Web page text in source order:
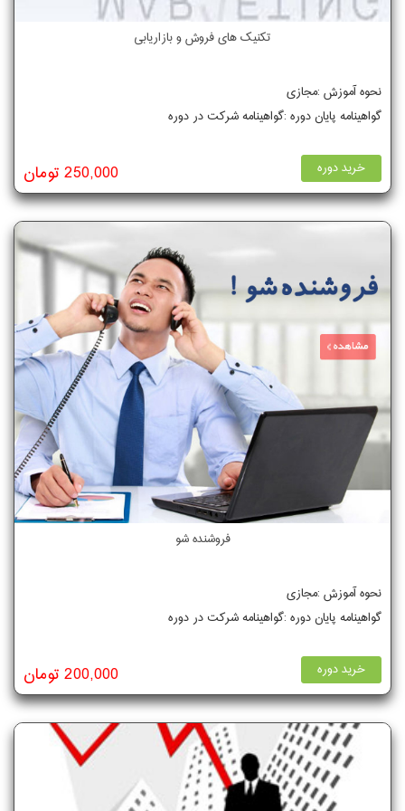
تکنیک های فروش و بازاریابی
نحوه آموزش :مجازی
گواهینامه پایان دوره :گواهینامه شرکت در دوره
خرید دوره 250,000 تومان
فروشنده شو
نحوه آموزش :مجازی
گواهینامه پایان دوره :گواهینامه شرکت در دوره
خرید دوره 200,000 تومان